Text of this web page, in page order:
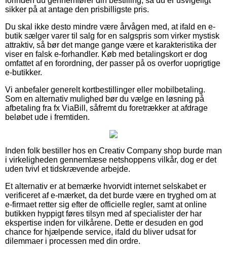
sikker på at antage den prisbilligste pris.
Du skal ikke desto mindre være årvågen med, at ifald en e-
butik sælger varer til salg for en salgspris som virker mystisk
attraktiv, så bør det mange gange være et karakteristika der
viser en falsk e-forhandler. Køb med betalingskort er dog
omfattet af en forordning, der passer på os overfor uoprigtige
e-butikker.
Vi anbefaler generelt kortbestillinger eller mobilbetaling.
Som en alternativ mulighed bør du vælge en løsning på
afbetaling fra fx ViaBill, såfremt du foretrækker at afdrage
beløbet ude i fremtiden.
Inden folk bestiller hos en Creativ Company shop burde man
i virkeligheden gennemlæse netshoppens vilkår, dog er det
uden tvivl et tidskrævende arbejde.
Et alternativ er at bemærke hvorvidt internet selskabet er
verificeret af e-mærket, da det burde være en tryghed om at
e-firmaet retter sig efter de officielle regler, samt at online
butikken hyppigt føres tilsyn med af specialister der har
ekspertise inden for vilkårene. Dette er desuden en god
chance for hjælpende service, ifald du bliver udsat for
dilemmaer i processen med din ordre.